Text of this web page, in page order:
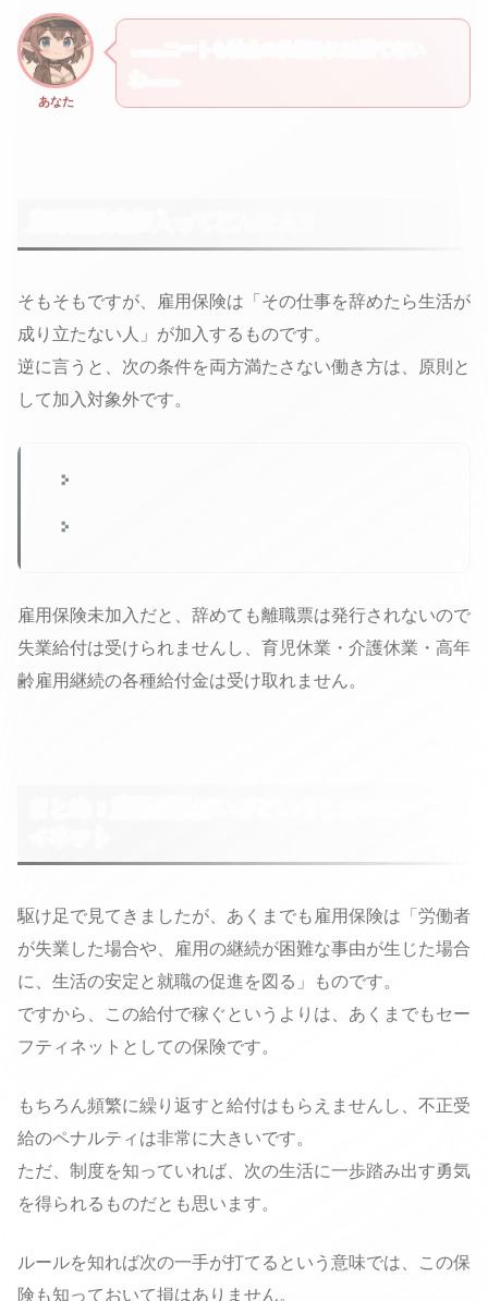
あなた
そもそもですが、雇用保険は「その仕事を辞めたら生活が
成り立たない人」が加入するものです。
逆に言うと、次の条件を両方満たさない働き方は、原則と
して加入対象外です。
雇用保険未加入だと、辞めても離職票は発行されないので
失業給付は受けられませんし、育児休業・介護休業・高年
齢雇用継続の各種給付金は受け取れません。
駆け足で見てきましたが、あくまでも雇用保険は「労働者
が失業した場合や、雇用の継続が困難な事由が生じた場合
に、生活の安定と就職の促進を図る」ものです。
ですから、この給付で稼ぐというよりは、あくまでもセー
フティネットとしての保険です。
もちろん頻繁に繰り返すと給付はもらえませんし、不正受
給のペナルティは非常に大きいです。
ただ、制度を知っていれば、次の生活に一歩踏み出す勇気
を得られるものだとも思います。
ルールを知れば次の一手が打てるという意味では、この保
険も知っておいて損はありません。